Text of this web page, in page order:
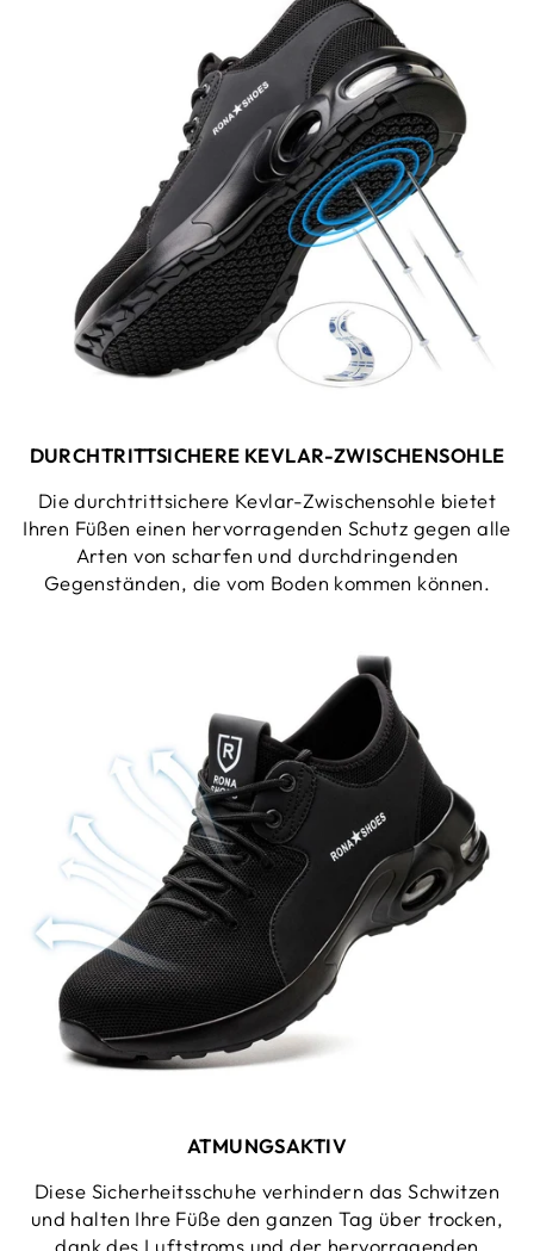
DURCHTRITTSICHERE KEVLAR-ZWISCHENSOHLE
Die durchtrittsichere Kevlar-Zwischensohle bietet
Ihren Füßen einen hervorragenden Schutz gegen alle
Arten von scharfen und durchdringenden
Gegenständen, die vom Boden kommen können.
ATMUNGSAKTIV
Diese Sicherheitsschuhe verhindern das Schwitzen
und halten Ihre Füße den ganzen Tag über trocken,
dank des Luftstroms und der hervorragenden